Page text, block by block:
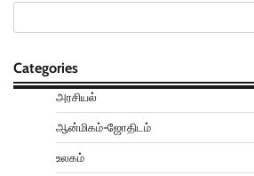
Categories
அரசியல்
ஆன்மிகம்-ஜோதிடம்
உலகம்